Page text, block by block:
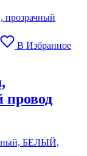
В Избранное